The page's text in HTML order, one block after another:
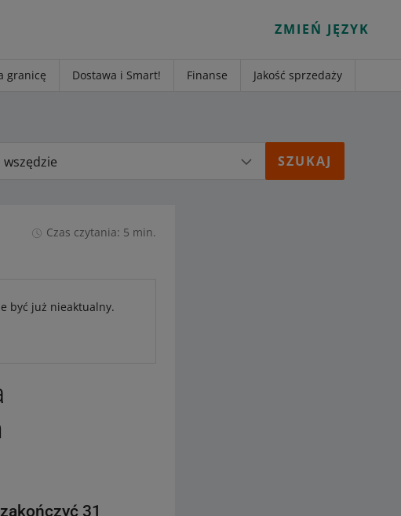
ZMIEŃ JĘZYK
granicę Dostawa i Smart! Finanse Jakość sprzedaży
wszędzie
Czas czytania: 5 min.
być już nieaktualny.
31